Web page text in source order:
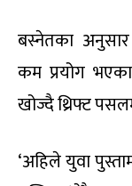
बस्नेतका अनुसार
कम प्रयोग
खोज्दै थ्रिफ्ट
‘अहिले युवा